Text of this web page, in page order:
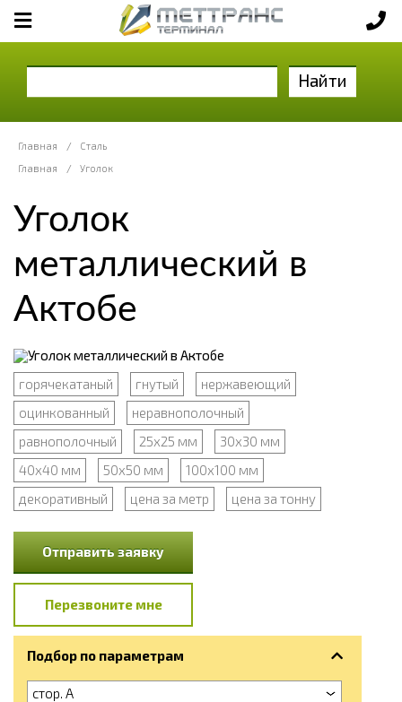
Найти
Главная /
Сталь
Главная
/ Уголок
Уголок
металлический в
Актобе
горячекатаный гнутый
нержавеющий
оцинкованный
неравнополочный
равнополочный
25x25 мм
30x30 мм
40x40 мм
50x50 мм
100x100 мм
декоративный
цена за метр цена за тонну
Отправить заявку
Перезвоните мне
Подбор по параметрам
стор. А